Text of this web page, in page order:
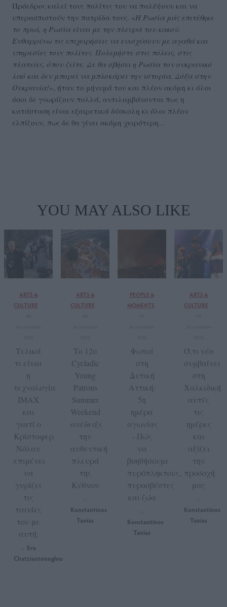
Πρόεδρος καλεί τους πολίτες του να παλέψουν και να
υπερασπιστούν την πατρίδα τους. «Η Ρωσία μάς επιτέθηκε
το πρωί, η Ρωσία είναι με την πλευρά του κακού.
Ενθαρρύνω τις επιχειρήσεις να ενισχύσουν με αγαθά και
υπηρεσίες τους πολίτες. Πολεμήστε στις πόλεις, στις
πλατείες, όπου ζείτε. Δε θα σβήσει η Ρωσία τον ουκρανικό
λαό και δεν μπορεί να μπλοκάρει την ιστορία. Δόξα στην
Ουκρανία!», ήταν το μήνυμά του και πλέον ακόμη κι όλοι
όσοι δε γνωρίζουν πολλά, αντιλαμβάνονται πως η
κατάσταση είναι εξαιρετικά δύσκολη κι όλοι πλέον
ελπίζουν, πως δε θα γίνει ακόμη χειρότερη...
YOU MAY ALSO LIKE
ARTS &
CULTURE
Τελικά
τι είναι
η
τεχνολογία
IMAX
και
γιατί ο
Κρίστοφερ
Νόλαν
επιμένει
να
γυρίζει
τις
ταινίες
του με
αυτή;
Eva
Chatziantonoglou
ARTS &
CULTURE
Το 12ο
Cycladic
Young
Patrons
Summer
Weekend
ανέδειξε
την
αυθεντική
πλευρά
της
Κύθνου
Konstantinos
Tanias
PEOPLE &
MOMENTS
Φωτιά
στη
Δυτική
Αττική:
5η
ημέρα
αγωνίας
- Πώς
να
βοηθήσουμε
πυρόπληκτους,
πυροσβέστες
και ζώα
Konstantinos
Tanias
ARTS &
CULTURE
Ό,τι νέο
συμβαίνει
στη
Χαλκιδική
αυτές
τις
ημέρες
και
αξίζει
την
προσοχή
μας
Konstantinos
Tanias